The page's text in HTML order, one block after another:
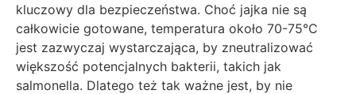
kluczowy dla bezpieczeństwa. Choć jajka nie są
całkowicie gotowane, temperatura około 70-75°C
jest zazwyczaj wystarczająca, by zneutralizować
większość potencjalnych bakterii, takich jak
salmonella. Dlatego też tak ważne jest, by nie